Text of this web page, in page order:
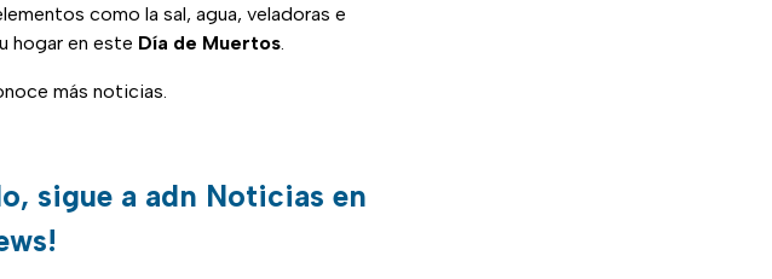
como la sal, agua, veladoras e
hogar en este Día de Muertos.
más noticias.
sigue a adn Noticias en